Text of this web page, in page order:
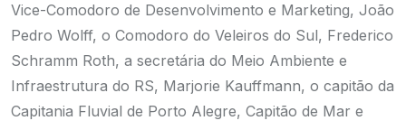
Vice-Comodoro de Desenvolvimento e Marketing, João
Pedro Wolff, o Comodoro do Veleiros do Sul, Frederico
Schramm Roth, a secretária do Meio Ambiente e
Infraestrutura do RS, Marjorie Kauffmann, o capitão da
Capitania Fluvial de Porto Alegre, Capitão de Mar e